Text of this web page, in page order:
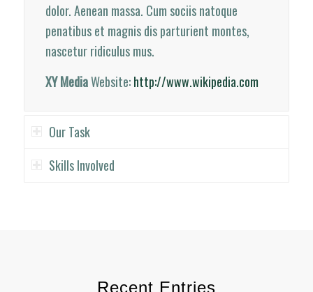
dolor. Aenean massa. Cum sociis natoque
penatibus et magnis dis parturient montes,
nascetur ridiculus mus.
XY MediaWebsite:http://www.wikipedia.com
Our Task
Skills Involved
Recent Entries